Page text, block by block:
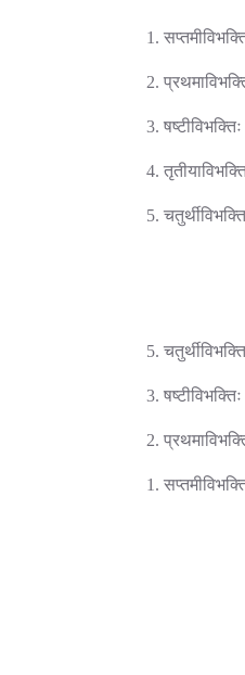
1.
2.
3. षष्टीविभक्तिः
4.
5.
5.
3. षष्टीविभक्तिः
2.
1.